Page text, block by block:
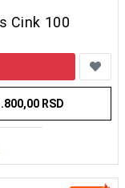
Cink 100
RSD